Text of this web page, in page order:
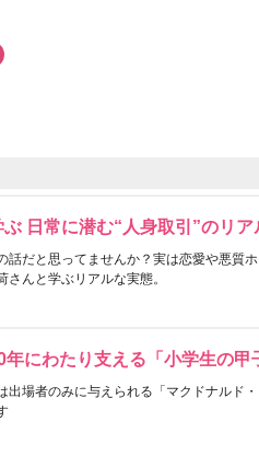
日常に潜む“人身取引”のリア
話だと思ってませんか？実は恋愛や悪質
さんと学ぶリアルな実態。
にわたり支える「小学生の甲
出場者のみに与えられる「マクドナルド